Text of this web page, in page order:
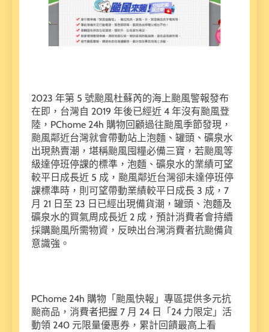
2023 年第 5 號颱風杜蘇芮的海上颱風警報發布
在即，台灣自 2019 年後已經近 4 年沒有颱風登
陸，PChome 24h 購物回顧過往颱風季節發現，
颱風鄰近台灣就會帶動站上泡麵、罐頭、礦泉水
出現熱賣潮，堪稱颱風囤糧必備三寶，若颱風等
級達停班停課的標準，泡麵、礦泉水的業績可望
較平日成長近 5 成，颱風鄰近台灣卻未達停班停
課標準時，則可望帶動業績較平日成長 3 成，7
月 21 日至 23 日已經出現備貨潮，罐頭、泡麵及
礦泉水的買氣周成長近 2 成，預計消費者會持續
採購颱風所需物資，反映出台灣消費者抗颱備貨
意識強。
PChome 24h 購物「颱風快報」專區提供多元抗
颱商品，消費者把握 7 月 24 日「24 力限定」活
動領 240 元限量優惠券，累計回饋最高上看